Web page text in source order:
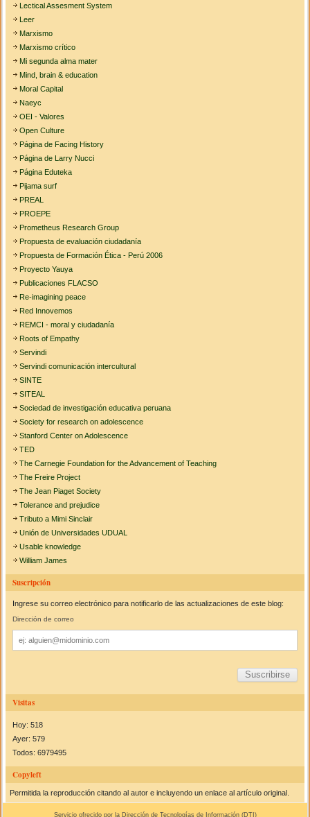
Lectical Assesment System
Leer
Marxismo
Marxismo crítico
Mi segunda alma mater
Mind, brain & education
Moral Capital
Naeyc
OEI - Valores
Open Culture
Página de Facing History
Página de Larry Nucci
Página Eduteka
Pijama surf
PREAL
PROEPE
Prometheus Research Group
Propuesta de evaluación ciudadanía
Propuesta de Formación Ética - Perú 2006
Proyecto Yauya
Publicaciones FLACSO
Re-imagining peace
Red Innovemos
REMCI - moral y ciudadanía
Roots of Empathy
Servindi
Servindi comunicación intercultural
SINTE
SITEAL
Sociedad de investigación educativa peruana
Society for research on adolescence
Stanford Center on Adolescence
TED
The Carnegie Foundation for the Advancement of Teaching
The Freire Project
The Jean Piaget Society
Tolerance and prejudice
Tributo a Mimi Sinclair
Unión de Universidades UDUAL
Usable knowledge
William James
Suscripción
Ingrese su correo electrónico para notificarlo de las actualizaciones de este blog:
Dirección de correo
Dirección
de
correo
Visitas
Hoy: 518
Ayer: 579
Todos: 6979495
Copyleft
Permitida la reproducción citando al autor e incluyendo un enlace al artículo original.
Servicio ofrecido por la Dirección de Tecnologías de Información (DTI )